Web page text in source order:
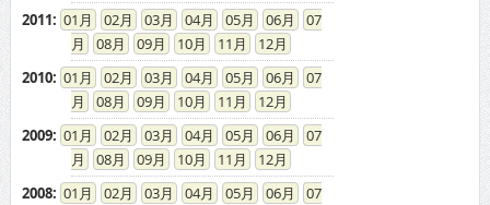
2011: 01 02 03 04 05 06
07
08
09 10 11
12
2010: 01 02 03 04 05 06
07
08
09 10 11
12
2009: 01 02 03 04 05 06
07
08
09 10 11
12
2008: 01 02 03 04 05 06
07